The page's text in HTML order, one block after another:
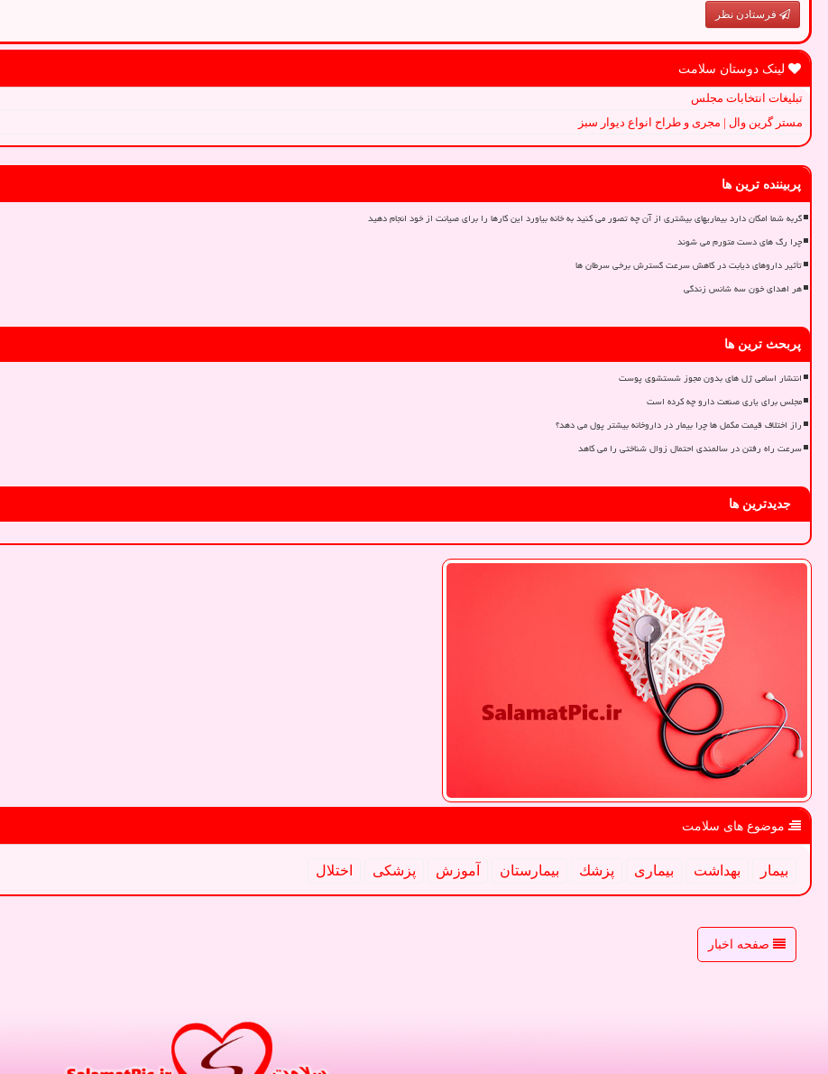
فرستادن نظر
لینک دوستان سلامت
تبلیغات انتخابات مجلس
مستر گرین وال | مجری و طراح انواع دیوار سبز
پربیننده ترین ها
گربه شما امکان دارد بیماریهای بیشتری از آن چه تصور می کنید به خانه بیاورد این کارها را برای صیانت از خود انجام دهید
چرا رگ های دست متورم می شوند
تأثیر داروهای دیابت در کاهش سرعت گسترش برخی سرطان ها
هر اهدای خون سه شانس زندگی
پربحث ترین ها
انتشار اسامی ژل های بدون مجوز شستشوی پوست
مجلس برای یاری صنعت دارو چه کرده است
راز اختلاف قیمت مکمل ها چرا بیمار در داروخانه بیشتر پول می دهد؟
سرعت راه رفتن در سالمندی احتمال زوال شناختی را می کاهد
جدیدترین ها
موضوع های سلامت
بیمار بهداشت بیماری پزشك بیمارستان آموزش پزشكی اختلال
صفحه اخبار